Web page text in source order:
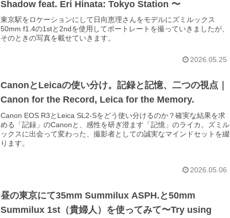
Shadow feat. Eri Hinata: Tokyo Station 〜
東京駅をロケーションにして日向恵理さんをモデルにズミルックス
50mm f1.4の1stと2ndを使用してポートレートを撮っていきましたが、
そのときの写真を載せていきます。
2026.05.25
CanonとLeicaの使い分け。記録と記憶、二つの視点｜
Canon for the Record, Leica for the Memory.
Canon EOS R3とLeica SL2-Sをどう使い分けるのか？確実な結果を求
める「記録」のCanonと、感性を研ぎ澄ます「記憶」のライカ。ズミル
ックスに出会って変わった、撮影者としての誠実なマインドセットを綴
ります。
2026.05.06
昼の東京にて35mm Summilux ASPH.と50mm
Summilux 1st（貴婦人）を使ってみて〜Try using